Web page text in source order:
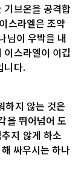
기브온을 공격합
스라엘은 조약
님이 우박을 내
스라엘이 이깁
니다.
하지 않는 것은
을 뛰어넘어 도
지 않게 하소
싸우시는 하나